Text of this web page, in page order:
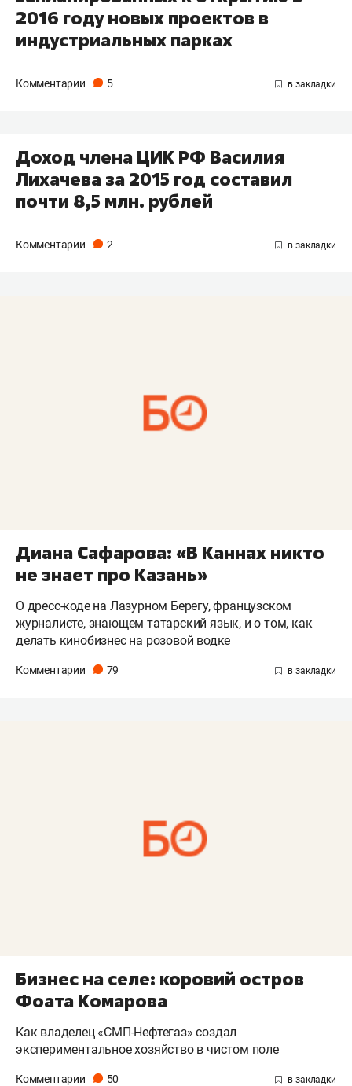
2016 году новых проектов в
индустриальных парках
Комментарии 5
​Доход члена ЦИК РФ Василия
Лихачева за 2015 год составил
почти 8,5 млн. рублей
Комментарии 2
Диана Сафарова: «В Каннах никто
не знает про Казань»
О дресс-коде на Лазурном Берегу, французском
журналисте, знающем татарский язык, и о том, как
делать кинобизнес на розовой водке
Комментарии 79
Бизнес на селе: коровий остров
Фоата Комарова
Как владелец «СМП-Нефтегаз» создал
экспериментальное хозяйство в чистом поле
Комментарии 50